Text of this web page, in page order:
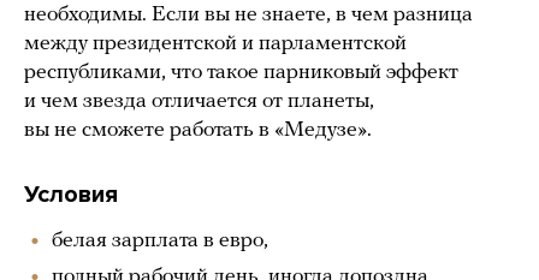
необходимы. Если вы не знаете, в чем разница
между президентской и парламентской
республиками, что такое парниковый эффект
и чем звезда отличается от планеты,
вы не сможете работать в «Медузе».
Условия
белая зарплата в евро,